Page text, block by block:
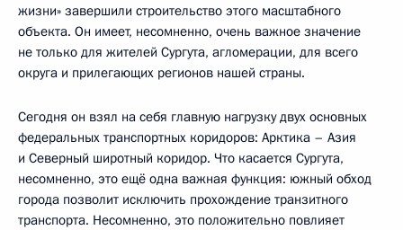
жизни» завершили строительство этого масштабного
объекта. Он имеет, несомненно, очень важное значение
не только для жителей Сургута, агломерации, для всего
округа и прилегающих регионов нашей страны.
Сегодня он взял на себя главную нагрузку двух основных
федеральных транспортных коридоров: Арктика – Азия
и Северный широтный коридор. Что касается Сургута,
несомненно, это ещё одна важная функция: южный обход
города позволит исключить прохождение транзитного
транспорта. Несомненно, это положительно повлияет